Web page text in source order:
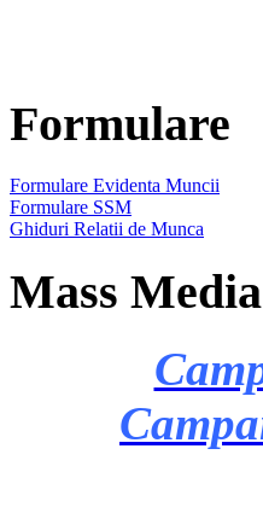
Formulare
Formulare Evidenta Muncii
Formulare SSM
Ghiduri Relatii de Munca
Mass Media